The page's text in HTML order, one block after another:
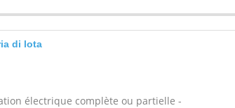
di lota
électrique complète ou partielle -